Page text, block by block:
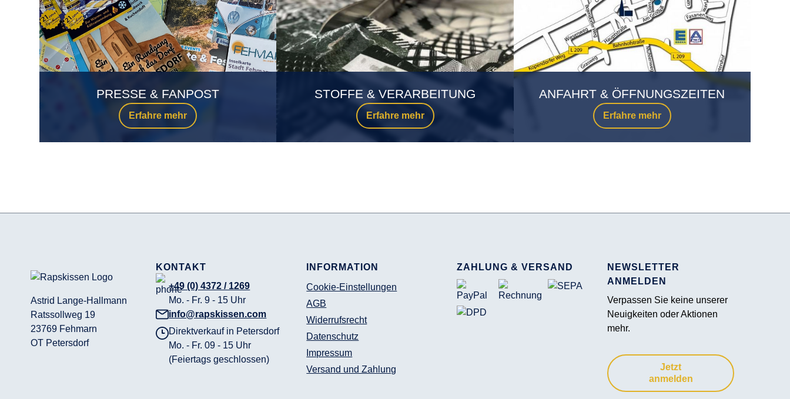
Erfahre mehr
PRESSE & FANPOST
Erfahre mehr
STOFFE & VERARBEITUNG
Erfahre mehr
ANFAHRT & ÖFFNUNGSZEITEN
Astrid Lange-Hallmann
Ratssollweg 19
23769 Fehmarn
OT Petersdorf
KONTAKT
+49 (0) 4372 / 1269
Mo. - Fr. 9 - 15 Uhr
info@rapskissen.com
Direktverkauf in Petersdorf
Mo. - Fr. 09 - 15 Uhr
(Feiertags geschlossen)
INFORMATION
Cookie-Einstellungen
AGB
Widerrufsrecht
Datenschutz
Impressum
Versand und Zahlung
ZAHLUNG & VERSAND
NEWSLETTER
ANMELDEN
Verpassen Sie keine unserer
Neuigkeiten oder Aktionen
mehr.
Jetzt
anmelden